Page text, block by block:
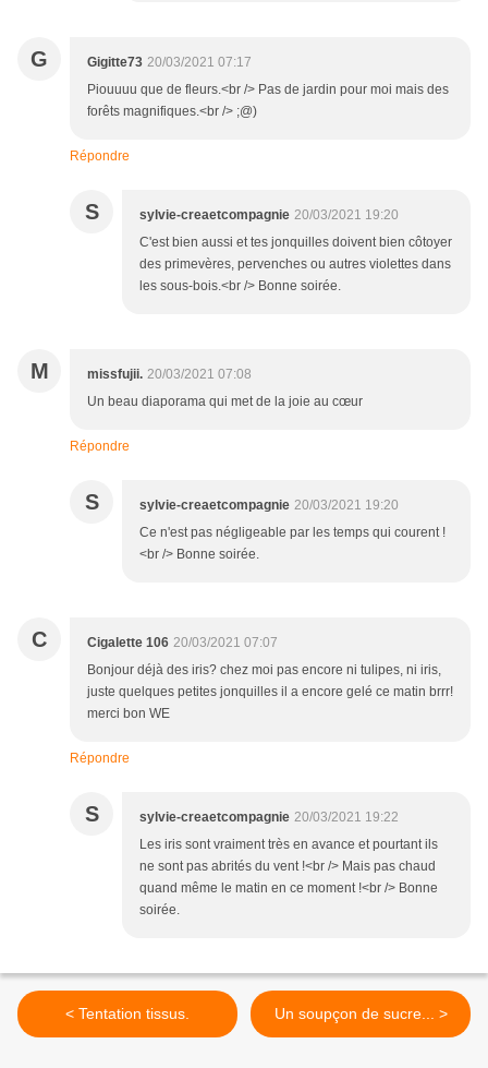
G Gigitte73 20/03/2021 07:17
Piouuuu que de fleurs.<br /> Pas de jardin pour moi mais des
forêts magnifiques.<br /> ;@)
Répondre
S sylvie-creaetcompagnie 20/03/2021 19:20
C'est bien aussi et tes jonquilles doivent bien côtoyer
des primevères, pervenches ou autres violettes dans
les sous-bois.<br /> Bonne soirée.
M missfujii. 20/03/2021 07:08
Un beau diaporama qui met de la joie au cœur
Répondre
S sylvie-creaetcompagnie 20/03/2021 19:20
Ce n'est pas négligeable par les temps qui courent !
<br /> Bonne soirée.
C Cigalette 106 20/03/2021 07:07
Bonjour déjà des iris? chez moi pas encore ni tulipes, ni iris,
juste quelques petites jonquilles il a encore gelé ce matin brrr!
merci bon WE
Répondre
S sylvie-creaetcompagnie 20/03/2021 19:22
Les iris sont vraiment très en avance et pourtant ils
ne sont pas abrités du vent !<br /> Mais pas chaud
quand même le matin en ce moment !<br /> Bonne
soirée.
< Tentation tissus. Un soupçon de sucre... >